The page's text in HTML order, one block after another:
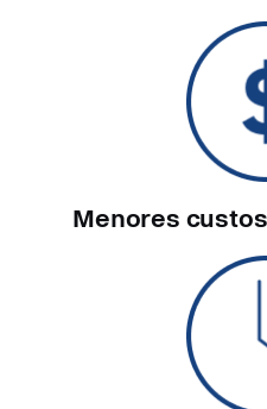
Menores